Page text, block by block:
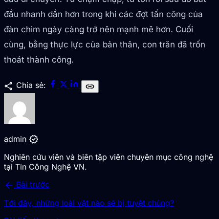
đầu nhanh dần hơn trong khi các đợt tấn công của
đàn chim ngày càng trở nên mạnh mẽ hơn. Cuối
cùng, bằng thực lực của bản thân, con trăn đã trốn
thoát thành công.
share Chia sẻ: link
admin verified
Nghiên cứu viên và biên tập viên chuyên mục công nghệ
tại Tin Công Nghệ VN.
arrow_back Bài trước
Tới đây, những loài vật nào sẽ bị tuyệt chủng?